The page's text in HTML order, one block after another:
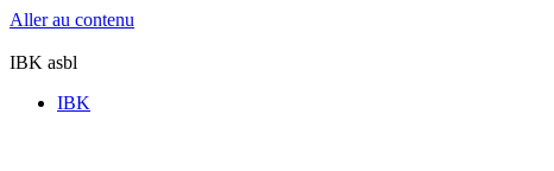
Aller au contenu
IBK asbl
IBK